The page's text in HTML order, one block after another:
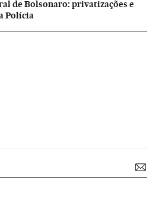
de Bolsonaro: privatizações e
Polícia